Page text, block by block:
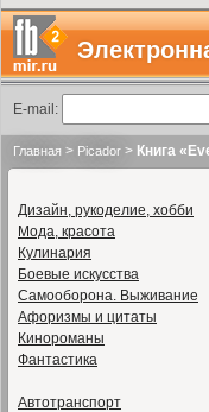
E-mail:
Главная > Picador > Книга
Дизайн, рукоделие, хобби
Мода, красота
Кулинария
Боевые искусства
Самооборона. Выживание
Афоризмы и цитаты
Кинороманы
Фантастика
Автотранспорт